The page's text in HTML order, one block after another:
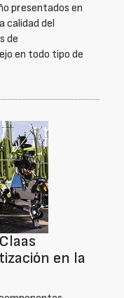
presentados en
calidad del
de
en todo tipo de
en la